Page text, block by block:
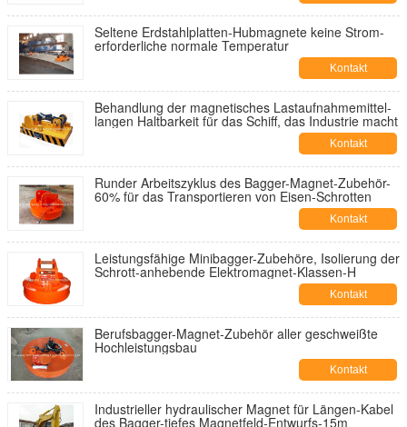
Seltene Erdstahlplatten-Hubmagnete keine Strom-
erforderliche normale Temperatur
Kontakt
Behandlung der magnetisches Lastaufnahmemittel-
langen Haltbarkeit für das Schiff, das Industrie macht
Kontakt
Runder Arbeitszyklus des Bagger-Magnet-Zubehör-
60% für das Transportieren von Eisen-Schrotten
Kontakt
Leistungsfähige Minibagger-Zubehöre, Isolierung der
Schrott-anhebende Elektromagnet-Klassen-H
Kontakt
Berufsbagger-Magnet-Zubehör aller geschweißte
Hochleistungsbau
Kontakt
Industrieller hydraulischer Magnet für Längen-Kabel
des Bagger-tiefes Magnetfeld-Entwurfs-15m